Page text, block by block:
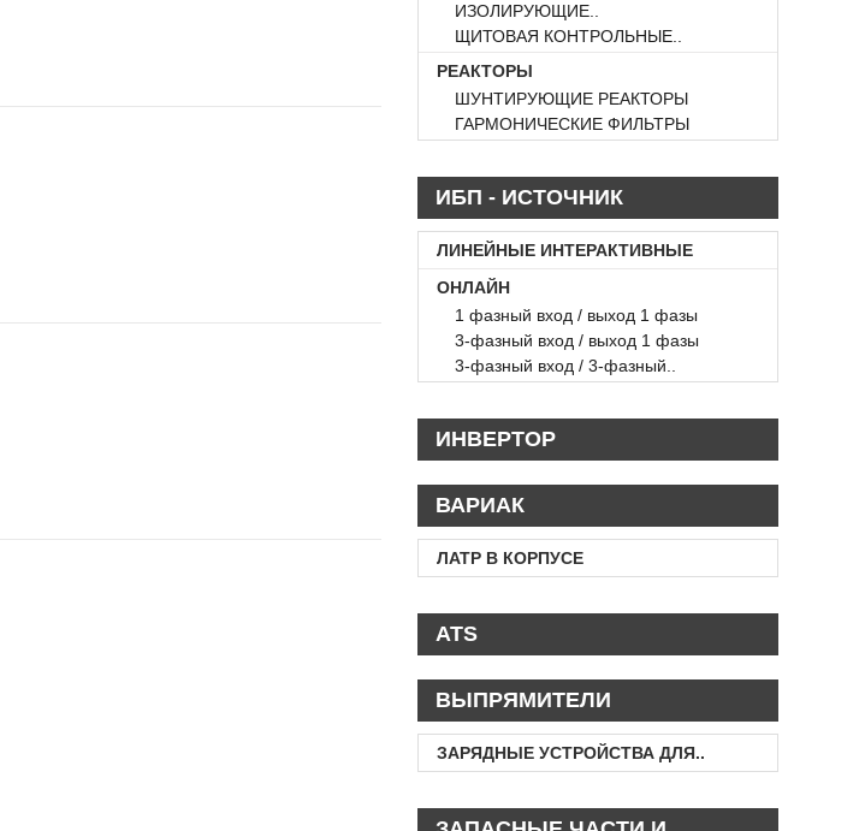
ИЗОЛИРУЮЩИЕ..
ЩИТОВАЯ КОНТРОЛЬНЫЕ..
РЕАКТОРЫ
ШУНТИРУЮЩИЕ РЕАКТОРЫ
ГАРМОНИЧЕСКИЕ ФИЛЬТРЫ
ИБП - ИСТОЧНИК
БЕСПЕРЕБОЙНОГО ПИТАНИЕ
ЛИНЕЙНЫЕ ИНТЕРАКТИВНЫЕ
ОНЛАЙН
1 фазный вход / выход 1 фазы
3-фазный вход / выход 1 фазы
3-фазный вход / 3-фазный..
ИНВЕРТОР
ВАРИАК
ЛАТР В КОРПУСЕ
ATS
ВЫПРЯМИТЕЛИ
ЗАРЯДНЫЕ УСТРОЙСТВА ДЛЯ..